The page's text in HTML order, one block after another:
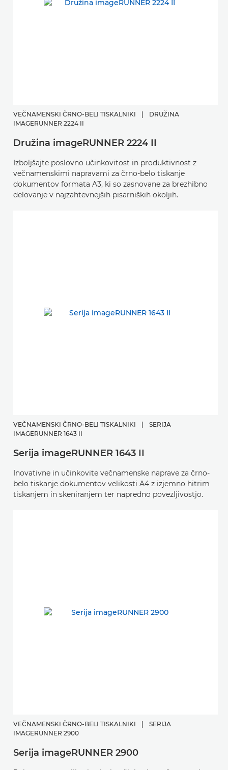
VEČNAMENSKI ČRNO-BELI TISKALNIKI
DRUŽINA
IMAGERUNNER 2224 II
Družina imageRUNNER 2224 II
Izboljšajte poslovno učinkovitost in produktivnost z
večnamenskimi napravami za črno-belo tiskanje
dokumentov formata A3, ki so zasnovane za brezhibno
delovanje v najzahtevnejših pisarniških okoljih.
VEČNAMENSKI ČRNO-BELI TISKALNIKI
SERIJA
IMAGERUNNER 1643 II
Serija imageRUNNER 1643 II
Inovativne in učinkovite večnamenske naprave za črno-
belo tiskanje dokumentov velikosti A4 z izjemno hitrim
tiskanjem in skeniranjem ter napredno povezljivostjo.
VEČNAMENSKI ČRNO-BELI TISKALNIKI
SERIJA
IMAGERUNNER 2900
Serija imageRUNNER 2900